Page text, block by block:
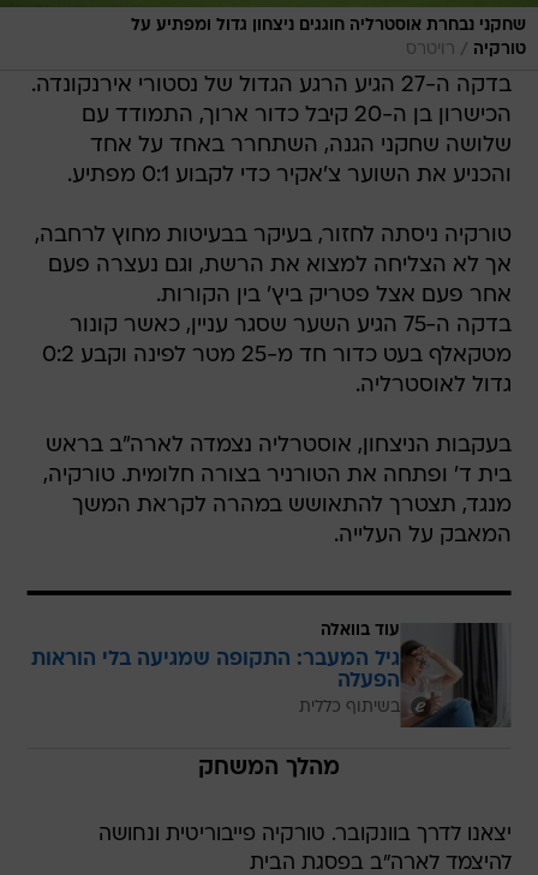
שחקני נבחרת אוסטרליה חוגגים ניצחון גדול ומפתיע על
טורקיה / רויטרס
בדקה ה-27 הגיע הרגע הגדול של נסטורי אירנקונדה.
הכישרון בן ה-20 קיבל כדור ארוך, התמודד עם
שלושה שחקני הגנה, השתחרר באחד על אחד
והכניע את השוער צ'אקיר כדי לקבוע 0:1 מפתיע.
טורקיה ניסתה לחזור, בעיקר בבעיטות מחוץ לרחבה,
אך לא הצליחה למצוא את הרשת, וגם נעצרה פעם
אחר פעם אצל פטריק ביץ' בין הקורות.
בדקה ה-75 הגיע השער שסגר עניין, כאשר קונור
מטקאלף בעט כדור חד מ-25 מטר לפינה וקבע 0:2
גדול לאוסטרליה.
בעקבות הניצחון, אוסטרליה נצמדה לארה"ב בראש
בית ד' ופתחה את הטורניר בצורה חלומית. טורקיה,
מנגד, תצטרך להתאושש במהרה לקראת המשך
המאבק על העלייה.
עוד בוואלה
גיל המעבר: התקופה שמגיעה בלי הוראות
הפעלה
בשיתוף כללית
מהלך המשחק
יצאנו לדרך בוונקובר. טורקיה פייבוריטית ונחושה
להיצמד לארה"ב בפסגת הבית